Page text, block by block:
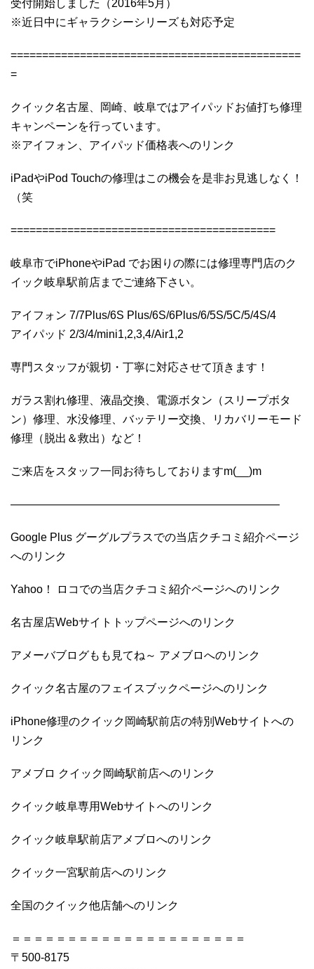
受付開始しました（2016年5月）
※近日中にギャラクシーシリーズも対応予定
==============================================
=
クイック名古屋、岡崎、岐阜ではアイパッドお値打ち修理
キャンペーンを行っています。
※アイフォン、アイパッド価格表へのリンク
iPadやiPod Touchの修理はこの機会を是非お見逃しなく！
（笑
==========================================
岐阜市でiPhoneやiPad でお困りの際には修理専門店のク
イック岐阜駅前店までご連絡下さい。
アイフォン 7/7Plus/6S Plus/6S/6Plus/6/5S/5C/5/4S/4
アイパッド 2/3/4/mini1,2,3,4/Air1,2
専門スタッフが親切・丁寧に対応させて頂きます！
ガラス割れ修理、液晶交換、電源ボタン（スリープボタ
ン）修理、水没修理、バッテリー交換、リカバリーモード
修理（脱出＆救出）など！
ご来店をスタッフ一同お待ちしておりますm(__)m
————————————————————————
Google Plus グーグルプラスでの当店クチコミ紹介ページ
へのリンク
Yahoo！ ロコでの当店クチコミ紹介ページへのリンク
名古屋店Webサイトトップページへのリンク
アメーバブログもも見てね～ アメブロへのリンク
クイック名古屋のフェイスブックページへのリンク
iPhone修理のクイック岡崎駅前店の特別Webサイトへの
リンク
アメブロ クイック岡崎駅前店へのリンク
クイック岐阜専用Webサイトへのリンク
クイック岐阜駅前店アメブロへのリンク
クイック一宮駅前店へのリンク
全国のクイック他店舗へのリンク
＝＝＝＝＝＝＝＝＝＝＝＝＝＝＝＝＝＝＝＝＝
〒500-8175